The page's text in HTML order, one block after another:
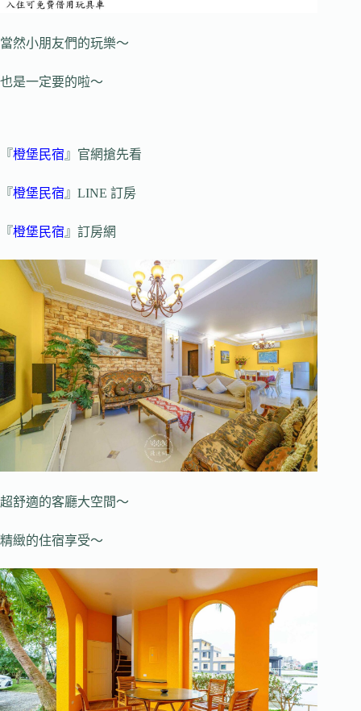
當然小朋友們的玩樂～
也是一定要的啦～
『橙堡民宿 』官網搶先看
『橙堡民宿 』LINE 訂房
『橙堡民宿 』訂房網
超舒適的客廳大空間～
精緻的住宿享受～